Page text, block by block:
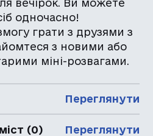
вечірок. Ви можете
одночасно!
грати з друзями з
з новими або
міні-розвагами.
Переглянути
(0) Переглянути